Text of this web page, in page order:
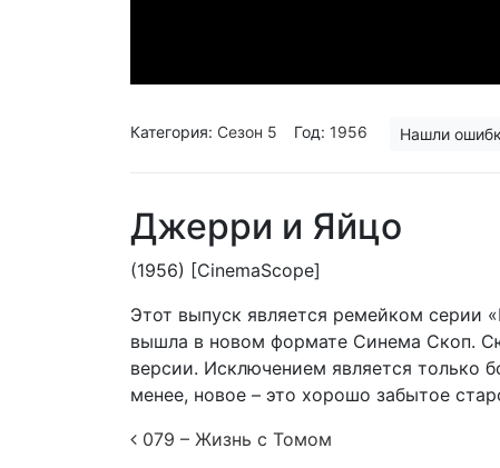
Категория: Сезон 5 Год: 1956 Нашли
Джерри и Яйцо
(1956) [CinemaScope]
Этот выпуск является ремейком серии
вышла в новом формате Синема Скоп.
версии. Исключением является только
менее, новое – это хорошо забытое
Post navigation
079 – Жизнь с Томом